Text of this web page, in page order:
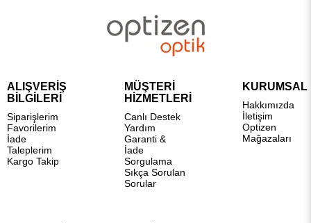
ALIŞVERİŞ
BİLGİLERİ
Siparişlerim
Favorilerim
İade
Taleplerim
Kargo Takip
MÜŞTERİ
HİZMETLERİ
Canlı Destek
Yardım
Garanti &
İade
Sorgulama
Sıkça Sorulan
Sorular
KURUMSAL
Hakkımızda
İletişim
Optizen
Mağazaları